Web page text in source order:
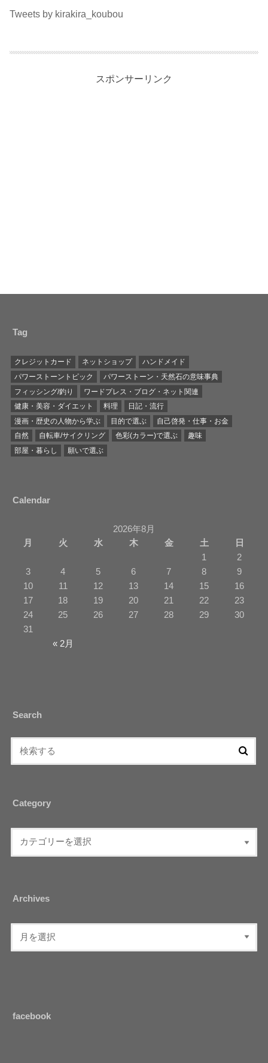
Tweets by kirakira_koubou
スポンサーリンク
Tag
クレジットカード ネットショップ
ハンドメイド
パワーストーントピック
パワーストーン・天然石の意味事典
フィッシング/釣り
ワードプレス・ブログ・ネット関連
健康・美容・ダイエット
料理
日記・流行
漫画・歴史の人物から学ぶ
目的で選ぶ
自己啓発・仕事・お金
自然
自転車/サイクリング 色彩(カラー)で選ぶ
趣味
部屋・暮らし
願いで選ぶ
Calendar
2026年8月
月
火 水 木 金 土 日
« 2月
1
2
3
4 5 6 7 8
9
10
11 12 13 14 15
16
17
18 19 20 21 22
23
24
25 26 27 28 29
30
31
Search
Category
Archives
facebook